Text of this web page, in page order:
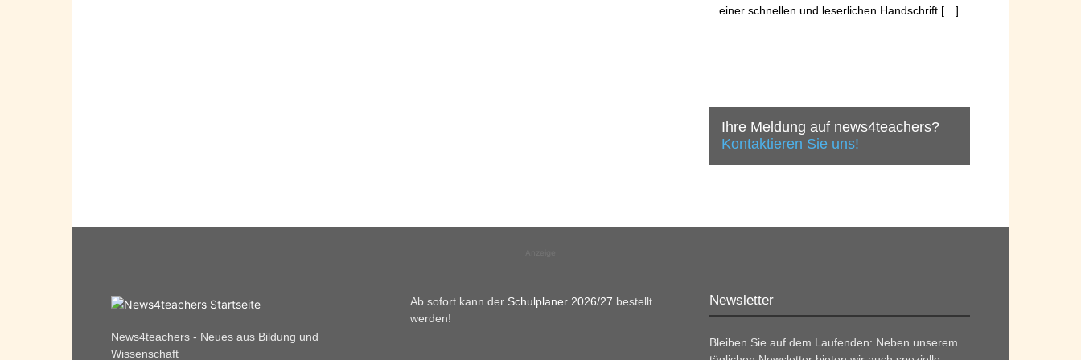
einer schnellen und leserlichen Handschrift […]
Ihre Meldung auf news4teachers?
Kontaktieren Sie uns!
News4teachers - Neues aus Bildung und
Wissenschaft
Ab sofort kann der Schulplaner 2026/27 bestellt
werden!
Newsletter
Bleiben Sie auf dem Laufenden: Neben unserem